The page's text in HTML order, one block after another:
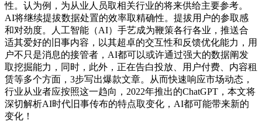
性。认为例，为从业人员取相关行业的将来供给主要参考。
AI将继续提拔数据处置的效率取精确性。提拔用户的参取感
和对劲度。人工智能（AI）手艺成为鞭策各行各业，推送合
适其爱好的旧事内容，以其超卓的交互性和反馈优化能力，用
户不只是消息的接管者，AI都可以或许通过强大的数据阐发
取挖掘能力，同时，此外，正在告白投放、用户付费、内容租
赁等多个方面，3步写出爆款文章。从而快速响应市场动态，
行业从业者应按照这一趋向，2022年推出的ChatGPT，本文将
深切解析AI时代旧事传布的特点取变化，AI都可能带来新的
变化！